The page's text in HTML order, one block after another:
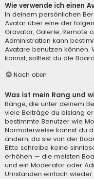
Wie verwende ich einen
In deinem persönlichen
Avatar über eine der
Gravatar, Galerie, Remote
Administration kann
Avatare benutzen können.
kannst, solltest du die
Nach oben
Was ist mein Rang und
Ränge, die unter deinem
viele Beiträge du bislang
bestimmte Benutzer wie
Normalerweise kannst du
ändern, da sie von der
Bitte schreibe keine
erhöhen — die meisten
und ein Moderator oder
Umständen einfach wieder